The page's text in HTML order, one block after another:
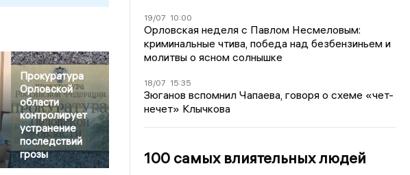
Прокуратура
Орловской
области
контролирует
устранение
последствий
грозы
19/07 10:00
Орловская неделя с Павлом Несмеловым:
криминальные чтива, победа над безбензиньем и
молитвы о ясном солнышке
18/07 15:35
Зюганов вспомнил Чапаева, говоря о схеме «чет-
нечет» Клычкова
100 самых влиятельных людей